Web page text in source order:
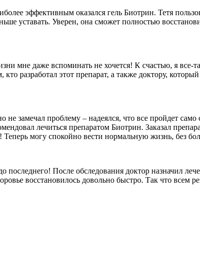
эффективным оказался гель Биотрин. Тетя
уставать. Уверен, она сможет полностью
мне даже вспоминать не хочется! К счастью, я все-
разработал этот препарат, а также доктору,
не замечал проблему – надеялся, что все пройдет
лечиться препаратом Биотрин. Заказал
могу спокойно вести нормальную жизнь, без
последнего! После обследования доктор назначил
восстановилось довольно быстро. Так что всем